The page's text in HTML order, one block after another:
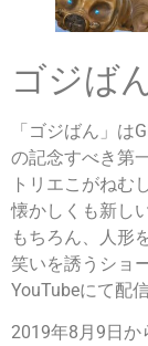
ゴジば
「ゴジばん」は
の記念すべき第
トリエこがねむ
懐かしくも新し
もちろん、人形
笑いを誘うショ
YouTubeにて配
2019年8月9日か